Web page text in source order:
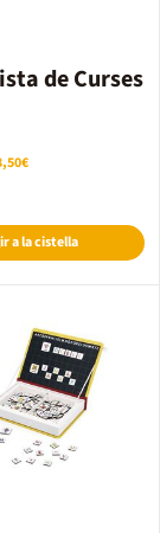
de Curses
a la cistella